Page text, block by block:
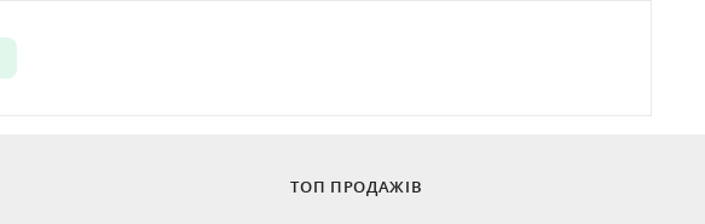
ТОП ПРОДАЖІВ